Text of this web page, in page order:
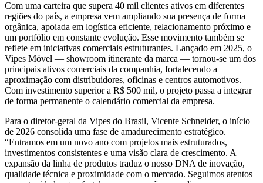
Com uma carteira que supera 40 mil clientes ativos em diferentes
regiões do país, a empresa vem ampliando sua presença de forma
orgânica, apoiada em logística eficiente, relacionamento próximo e
um portfólio em constante evolução. Esse movimento também se
reflete em iniciativas comerciais estruturantes. Lançado em 2025, o
Vipes Móvel — showroom itinerante da marca — tornou-se um dos
principais ativos comerciais da companhia, fortalecendo a
aproximação com distribuidores, oficinas e centros automotivos.
Com investimento superior a R$ 500 mil, o projeto passa a integrar
de forma permanente o calendário comercial da empresa.
Para o diretor-geral da Vipes do Brasil, Vicente Schneider, o início
de 2026 consolida uma fase de amadurecimento estratégico.
“Entramos em um novo ano com projetos mais estruturados,
investimentos consistentes e uma visão clara de crescimento. A
expansão da linha de produtos traduz o nosso DNA de inovação,
qualidade técnica e proximidade com o mercado. Seguimos atentos